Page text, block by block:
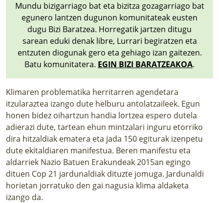
Mundu bizigarriago bat eta bizitza gozagarriago bat
egunero lantzen dugunon komunitateak eusten
dugu Bizi Baratzea. Horregatik jartzen ditugu
sarean eduki denak libre, Lurrari begiratzen eta
entzuten diogunak gero eta gehiago izan gaitezen.
Batu komunitatera. EGIN BIZI BARATZEAKOA.
Klimaren problematika herritarren agendetara
itzularaztea izango dute helburu antolatzaileek. Egun
honen bidez oihartzun handia lortzea espero dutela
adierazi dute, tartean ehun mintzalari inguru etorriko
dira hitzaldiak ematera eta jada 150 egiturak izenpetu
dute ekitaldiaren manifestua. Beren manifestu eta
aldarriek Nazio Batuen Erakundeak 2015an egingo
dituen Cop 21 jardunaldiak dituzte jomuga. Jardunaldi
horietan jorratuko den gai nagusia klima aldaketa
izango da.